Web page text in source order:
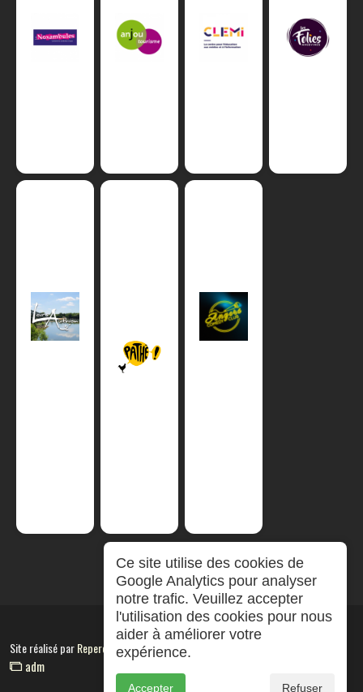
Site réalisé parRepereCom
adm
Ce site utilise des cookies de
Google Analytics pour analyser
notre trafic. Veuillez accepter
l'utilisation des cookies pour nous
aider à améliorer votre
expérience.
Accepter Refuser